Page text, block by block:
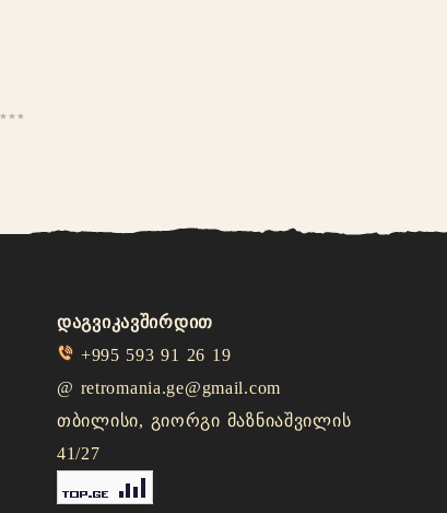
დაგვიკავშირდით
+995 593 91 26 19
@ retromania.ge@gmail.com
თბილისი, გიორგი მაზნიაშვილის
41/27